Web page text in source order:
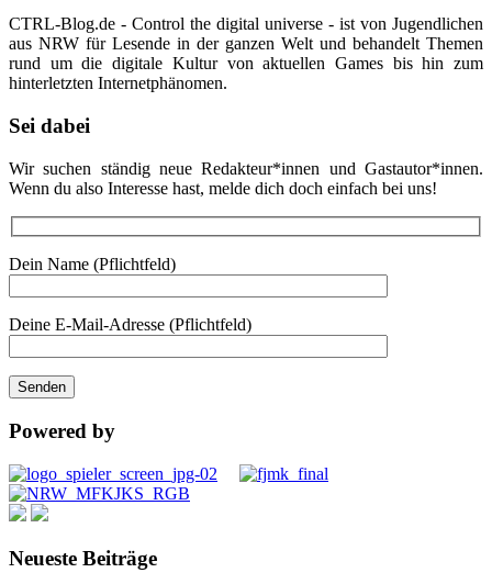
CTRL-Blog.de - Control the digital universe - ist von Jugendlichen
aus NRW für Lesende in der ganzen Welt und behandelt Themen
rund um die digitale Kultur von aktuellen Games bis hin zum
hinterletzten Internetphänomen.
Sei dabei
Wir suchen ständig neue Redakteur*innen und Gastautor*innen.
Wenn du also Interesse hast, melde dich doch einfach bei uns!
Dein Name (Pflichtfeld)
Deine E-Mail-Adresse (Pflichtfeld)
Powered by
Neueste Beiträge